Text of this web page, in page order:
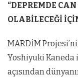
“DEPREMDE
OLABİLECEĞİ
MARDİM
Yoshiyuki Kaneda
açısından